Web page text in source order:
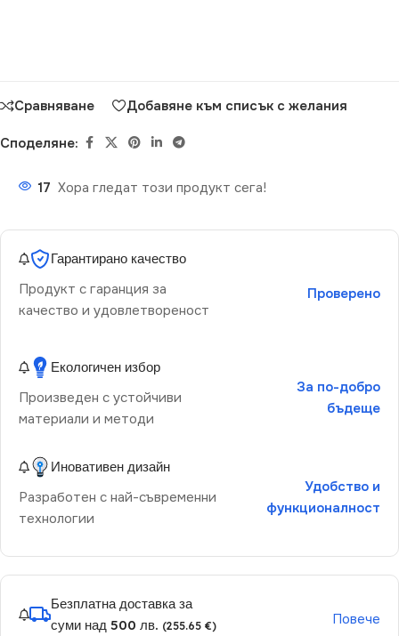
Сравняване Добавяне към списък с желания
Споделяне:
17 Хора гледат този продукт сега!
Гарантирано качество
Продукт с гаранция за
качество и удовлетвореност
Проверено
Екологичен избор
Произведен с устойчиви
материали и методи
За по-добро
бъдеще
Иновативен дизайн
Разработен с най-съвременни
технологии
Удобство и
функционалност
Безплатна доставка за
суми над 500 лв. (255.65 €) Повече